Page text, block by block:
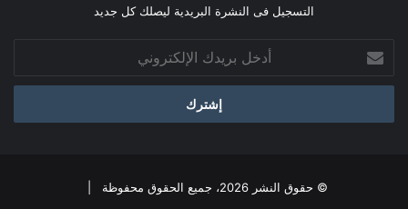
التسجيل فى النشرة البريدية ليصلك كل جديد
بريدك
الإلكتروني
© حقوق النشر 2026، جميع الحقوق محفوظة |